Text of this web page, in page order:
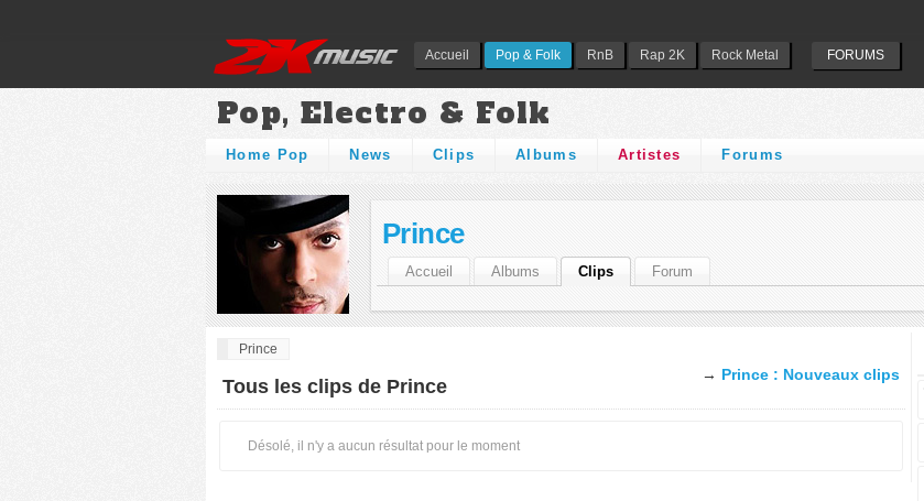
Accueil Pop & Folk RnB Rap 2K Rock Metal FORUMS
Pop, Electro & Folk
Home Pop News Clips Albums Artistes Forums
Prince
Accueil Albums Clips Forum
Prince
→ Prince : Nouveaux clips
Tous les clips de Prince
Désolé, il n'y a aucun résultat pour le moment